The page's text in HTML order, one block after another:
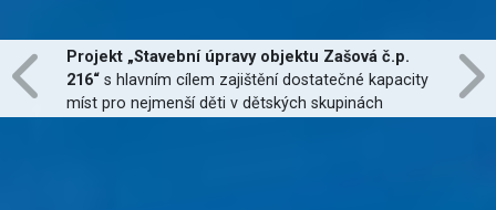
Projekt „Stavební úpravy objektu Zašová č.p.
216“ s hlavním cílem zajištění dostatečné kapacity
míst pro nejmenší děti v dětských skupinách